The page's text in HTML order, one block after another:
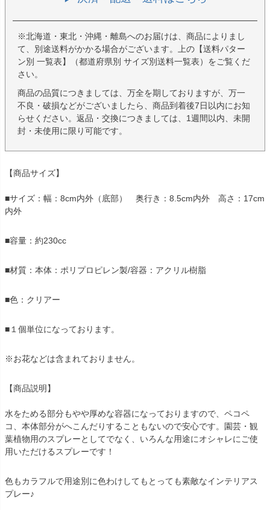
※北海道・東北・沖縄・離島へのお届けは、商品によりまし
て、別途送料がかかる場合がございます。上の【送料パター
ン別 一覧表】（都道府県別 サイズ別送料一覧表）をご覧くだ
さい。
商品の品質につきましては、万全を期しておりますが、万一
不良・破損などがございましたら、商品到着後7日以内にお知
らせください。返品・交換につきましては、1週間以内、未開
封・未使用に限り可能です。
【商品サイズ】
■サイズ：幅：8cm内外（底部） 奥行き：8.5cm内外 高さ：17cm
内外
■容量：約230cc
■材質：本体：ポリプロピレン製/容器：アクリル樹脂
■色：クリアー
■１個単位になっております。
※お花などは含まれておりません。
【商品説明】
水をためる部分もやや厚めな容器になっておりますので、ペコペ
コ、本体部分がへこんだりすることもないので安心です。園芸・観
葉植物用のスプレーとしてでなく、いろんな用途にオシャレにご使
用いただけるスプレーです！
色もカラフルで用途別に色わけしてもとっても素敵なインテリアス
プレー♪